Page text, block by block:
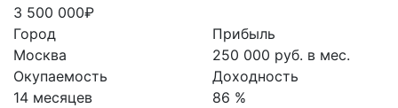
3 500 000₽
Город
Москва
Окупаемость
14 месяцев
Прибыль
250 000 руб. в мес.
Доходность
86 %